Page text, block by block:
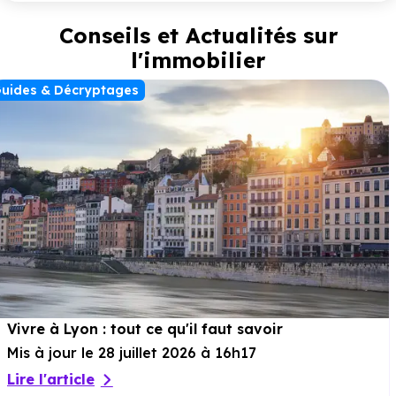
cadre de vie équilibré, entre nature et dynamisme, au cœur
de Genas.Conseils et Actualités sur
l'immobilier
& Décryptages
Vivre à Lyon : tout ce qu'il faut savoir
Mis à jour le 28 juillet 2026 à 16h17
Lire l'article